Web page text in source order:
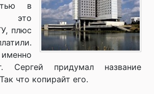
в
это
плюс
Сергей придумал название
что копирайт его.